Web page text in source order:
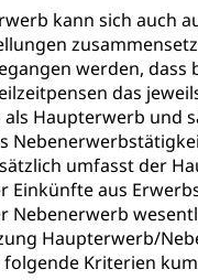
kann sich auch
werden, dass
das
als Haupterwerb und
umfasst der
Einkünfte aus
Nebenerwerb
Haupterwerb/
folgende Kriterien
Unfall,
Luzern)
und
Trinkwasser
Lebensmittel
Wellness,
Alkoholprävention,